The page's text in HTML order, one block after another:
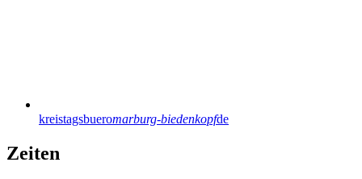
kreistagsbueromarburg-biedenkopfde
Zeiten